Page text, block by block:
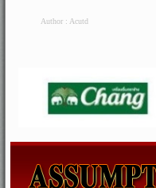
Author : Acutd